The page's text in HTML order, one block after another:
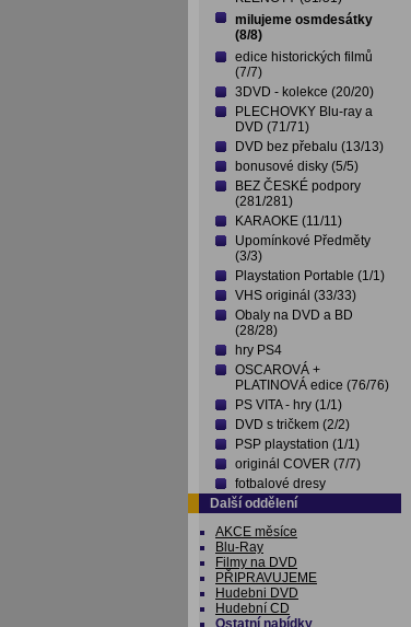
milujeme osmdesátky
(8/8)
edice historických filmů
(7/7)
3DVD - kolekce (20/20)
PLECHOVKY Blu-ray a
DVD (71/71)
DVD bez přebalu (13/13)
bonusové disky (5/5)
BEZ ČESKÉ podpory
(281/281)
KARAOKE (11/11)
Upomínkové Předměty
(3/3)
Playstation Portable (1/1)
VHS originál (33/33)
Obaly na DVD a BD
(28/28)
hry PS4
OSCAROVÁ +
PLATINOVÁ edice (76/76)
PS VITA - hry (1/1)
DVD s tričkem (2/2)
PSP playstation (1/1)
originál COVER (7/7)
fotbalové dresy
Další oddělení
AKCE měsíce
Blu-Ray
Filmy na DVD
PŘIPRAVUJEME
Hudebni DVD
Hudební CD
Ostatní nabídky